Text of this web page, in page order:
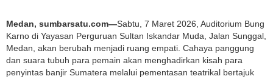
Medan, sumbarsatu.com—Sabtu, 7 Maret 2026, Auditorium Bung
Karno di Yayasan Perguruan Sultan Iskandar Muda, Jalan Sunggal,
Medan, akan berubah menjadi ruang empati. Cahaya panggung
dan suara tubuh para pemain akan menghadirkan kisah para
penyintas banjir Sumatera melalui pementasan teatrikal bertajuk